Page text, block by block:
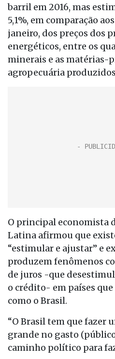
barril em 2016, mas
5,1%, em comparação
janeiro, dos preços dos
energéticos, entre os
minerais e as matérias-
agropecuária
O principal economista
Latina afirmou que
“estimular e ajustar” e
produzem fenômenos
de juros -que
o crédito- em países que
como o Brasil.
“O Brasil tem que fazer
grande no gasto
caminho político para